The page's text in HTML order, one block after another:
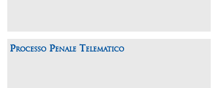
Processo Penale Telematico